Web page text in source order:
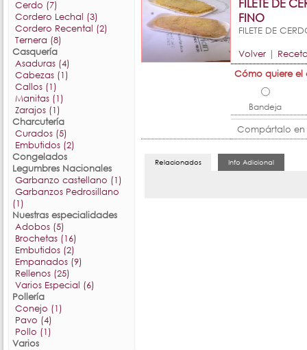
Cerdo (7)
Cordero Lechal (3)
Cordero Recental (2)
Ternera (8)
Casquería
Asaduras (4)
Cabezas (1)
Callos (1)
Manitas (1)
Zarajos (1)
Charcutería
Curados (5)
Embutidos (2)
Congelados
Legumbres Nacionales
Garbanzo castellano (1)
Garbanzos Pedrosillano
(1)
Nuestras especialidades
Adobos (5)
Brochetas (16)
Embutidos (2)
Empanados (9)
Rellenos (25)
Varios Especial (6)
Pollería
Conejo (1)
Pavo (4)
Pollo (1)
Varios
FILETE DE
FINO
FILETE DE
Volver|
Cómo quiere el
Bandeja
Compártalo en